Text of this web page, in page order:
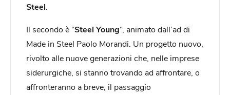
Steel.
Il secondo è “Steel Young“, animato dall’ad di
Made in Steel Paolo Morandi. Un progetto nuovo,
rivolto alle nuove generazioni che, nelle imprese
siderurgiche, si stanno trovando ad affrontare, o
affronteranno a breve, il passaggio